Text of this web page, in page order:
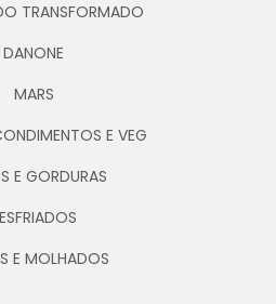
TRANSFORMADO
DANONE
MARS
E VEG
E GORDURAS
E MOLHADOS